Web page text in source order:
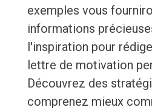
exemples vous
informations
l'inspiration pour
lettre de motivation
Découvrez des
comprenez mieux